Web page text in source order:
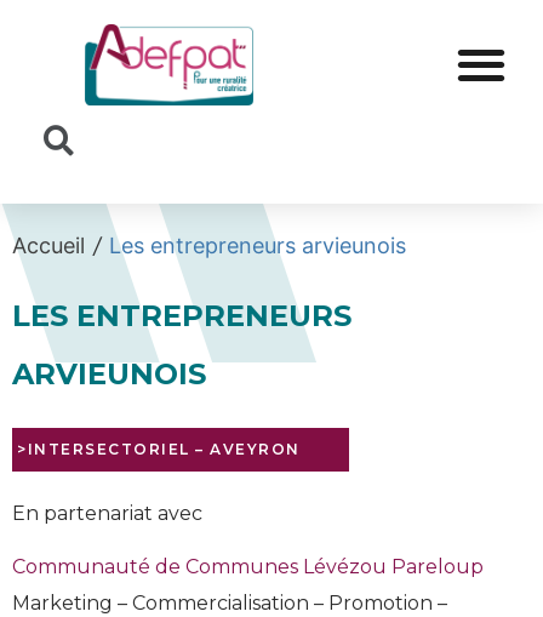
Accueil / Les entrepreneurs arvieunois
LES ENTREPRENEURS
ARVIEUNOIS
>INTERSECTORIEL – AVEYRON
En partenariat avec
Communauté de Communes Lévézou Pareloup
Marketing – Commercialisation – Promotion –